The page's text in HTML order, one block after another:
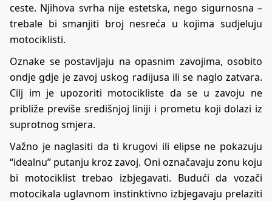
ceste. Njihova svrha nije estetska, nego sigurnosna –
trebale bi smanjiti broj nesreća u kojima sudjeluju
motociklisti.
Oznake se postavljaju na opasnim zavojima, osobito
ondje gdje je zavoj uskog radijusa ili se naglo zatvara.
Cilj im je upozoriti motocikliste da se u zavoju ne
približe previše središnjoj liniji i prometu koji dolazi iz
suprotnog smjera.
Važno je naglasiti da ti krugovi ili elipse ne pokazuju
“idealnu” putanju kroz zavoj. Oni označavaju zonu koju
bi motociklist trebao izbjegavati. Budući da vozači
motocikala uglavnom instinktivno izbjegavaju prelaziti